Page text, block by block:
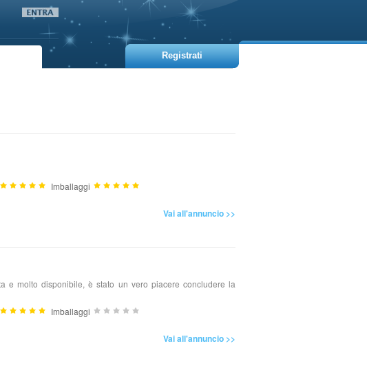
Registrati
Imballaggi
Vai all'annuncio >>
e molto disponibile, è stato un vero piacere concludere la
Imballaggi
Vai all'annuncio >>